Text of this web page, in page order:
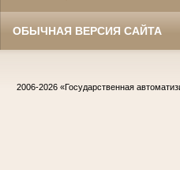
ОБЫЧНАЯ ВЕРСИЯ САЙТА
2006-2026 «Государственная